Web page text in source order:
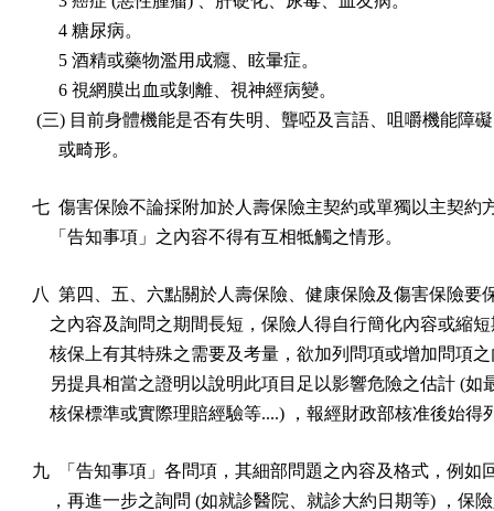
      4 糖尿病。
      5 酒精或藥物濫用成癮、眩暈症。
      6 視網膜出血或剝離、視神經病變。
(三) 目前身體機能是否有失明、聾啞及言語、咀嚼機能障
      或畸形。
七  傷害保險不論採附加於人壽保險主契約或單獨以主契約
    「告知事項」之內容不得有互相牴觸之情形。
八  第四、五、六點關於人壽保險、健康保險及傷害保險要
之內容及詢問之期間長短，保險人得自行簡化內容或縮
核保上有其特殊之需要及考量，欲加列問項或增加問項
另提具相當之證明以說明此項目足以影響危險之估計 (如
核保標準或實際理賠經驗等....) ，報經財政部核准後始得
九  「告知事項」各問項，其細部問題之內容及格式，例如
，再進一步之詢問 (如就診醫院、就診大約日期等) ，保